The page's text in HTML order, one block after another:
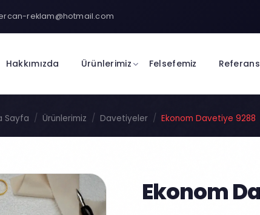
reklam@hotmail.com
Hakkımızda Ürünlerimiz Felsefemiz
Sayfa Ürünlerimiz Davetiyeler Ekonom Davetiye 9288
Ekonom